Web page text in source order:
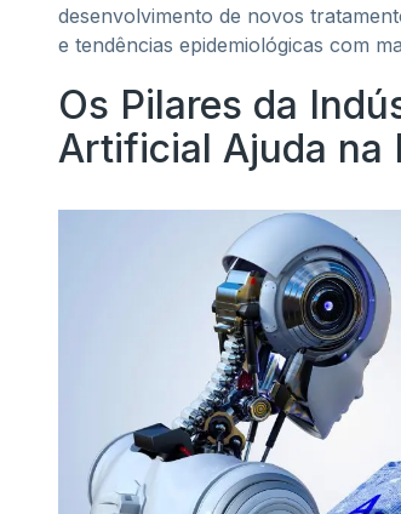
desenvolvimento de novos
e tendências epidemiológicas com
Os Pilares da
Artificial Ajuda na